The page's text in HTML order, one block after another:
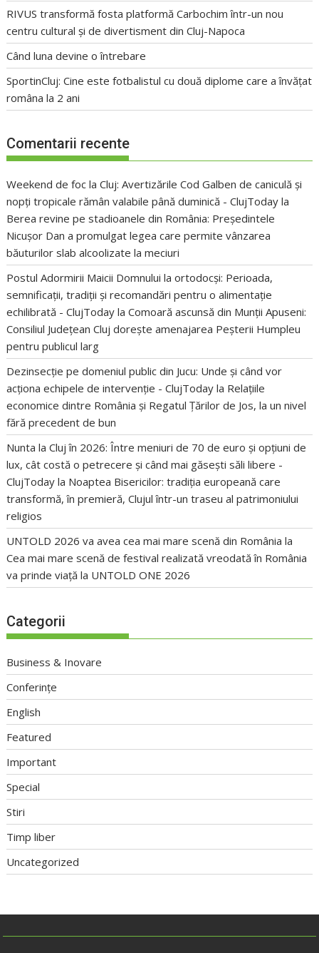
RIVUS transformă fosta platformă Carbochim într-un nou
centru cultural și de divertisment din Cluj-Napoca
Când luna devine o întrebare
SportinCluj: Cine este fotbalistul cu două diplome care a învățat
româna la 2 ani
Comentarii recente
Weekend de foc la Cluj: Avertizările Cod Galben de caniculă și
nopți tropicale rămân valabile până duminică - ClujToday la
Berea revine pe stadioanele din România: Președintele
Nicușor Dan a promulgat legea care permite vânzarea
băuturilor slab alcoolizate la meciuri
Postul Adormirii Maicii Domnului la ortodocși: Perioada,
semnificații, tradiții și recomandări pentru o alimentație
echilibrată - ClujToday laComoară ascunsă din Munții Apuseni:
Consiliul Județean Cluj dorește amenajarea Peșterii Humpleu
pentru publicul larg
Dezinsecție pe domeniul public din Jucu: Unde și când vor
acționa echipele de intervenție - ClujToday la Relațiile
economice dintre România și Regatul Țărilor de Jos, la un nivel
fără precedent de bun
Nunta la Cluj în 2026: Între meniuri de 70 de euro și opțiuni de
lux, cât costă o petrecere și când mai găsești săli libere -
ClujToday la Noaptea Bisericilor: tradiția europeană care
transformă, în premieră, Clujul într-un traseu al patrimoniului
religios
UNTOLD 2026 va avea cea mai mare scenă din România la
Cea mai mare scenă de festival realizată vreodată în România
va prinde viață la UNTOLD ONE 2026
Categorii
Business & Inovare
Conferințe
English
Featured
Important
Special
Stiri
Timp liber
Uncategorized